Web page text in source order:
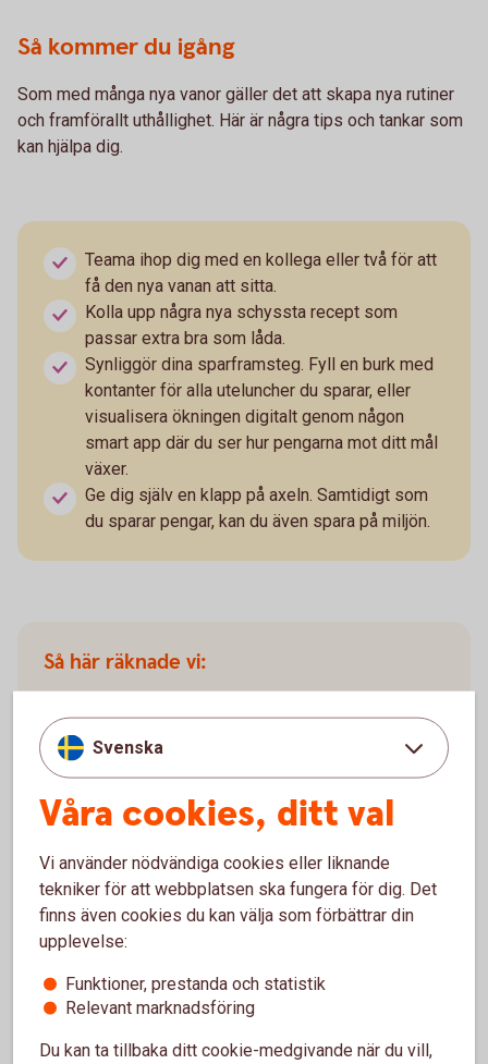
Så kommer du igång
Som med många nya vanor gäller det att skapa nya rutiner
och framförallt uthållighet. Här är några tips och tankar som
kan hjälpa dig.
Teama ihop dig med en kollega eller två för att
få den nya vanan att sitta.
Kolla upp några nya schyssta recept som
passar extra bra som låda.
Synliggör dina sparframsteg. Fyll en burk med
kontanter för alla uteluncher du sparar, eller
visualisera ökningen digitalt genom någon
smart app där du ser hur pengarna mot ditt mål
växer.
Ge dig själv en klapp på axeln. Samtidigt som
du sparar pengar, kan du även spara på miljön.
Så här räknade vi:
Du arbetar 22 dagar i månaden och köper lunch ute
för 120 kr. Det blir 2 640 kr. Om du istället tar med
matlåda, som kostar ca 40 kr att laga hemma,
spenderar du ca 880 kronor.
Inbesparing per dag × antal dagar per månad =
inbesparing per månad.
1 760 kronor x 12 månader = 21 120 kr.
Svenska
Våra cookies, ditt val
Vi använder nödvändiga cookies eller liknande
tekniker för att webbplatsen ska fungera för dig. Det
finns även cookies du kan välja som förbättrar din
upplevelse:
Funktioner, prestanda och statistik
Relevant marknadsföring
Du kan ta tillbaka ditt cookie-medgivande när du vill,